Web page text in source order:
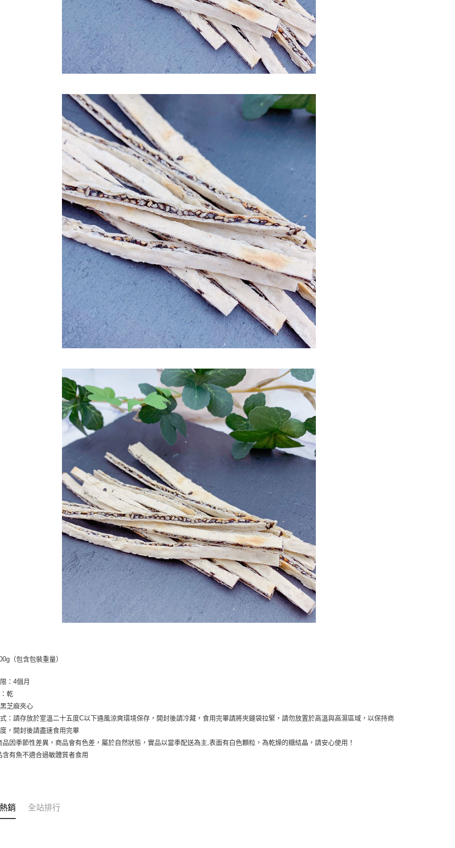
（包含包裝重量）
：4個月
乾
芝麻夾心
：請存放於室溫二十五度C以下通風涼爽環境保存，開封後請冷藏，食用完畢請將夾鏈袋拉緊，請勿放置於高溫與高濕區域，以保持商
，開封後請盡速食用完畢
品因季節性差異，商品會有色差，屬於自然狀態，實品以當季配送為主,表面有白色顆粒，為乾燥的糖結晶，請安心使用！
含有魚不適合過敏體質者食用
銷 全站排行